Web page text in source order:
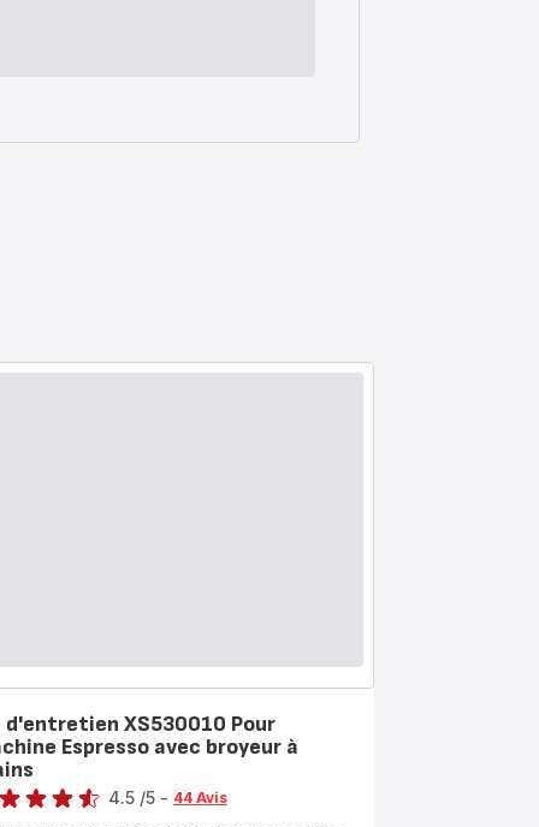
XS530010 Pour
Espresso avec broyeur à
4.5 /5 - 44 Avis